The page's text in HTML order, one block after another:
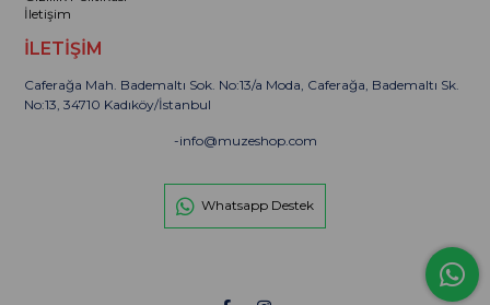
İletişim
İLETİŞİM
Caferağa Mah. Bademaltı Sok. No:13/a Moda, Caferağa, Bademaltı Sk.
No:13, 34710 Kadıköy/İstanbul
-info@muzeshop.com
Whatsapp Destek